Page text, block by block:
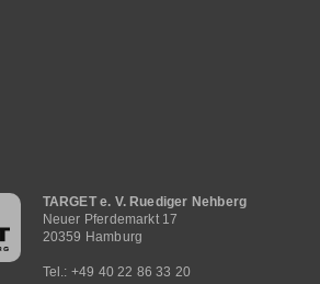
TARGET e. V. Ruediger Nehberg
Neuer Pferdemarkt 17
20359 Hamburg
Tel.: +49 40 22 86 33 20